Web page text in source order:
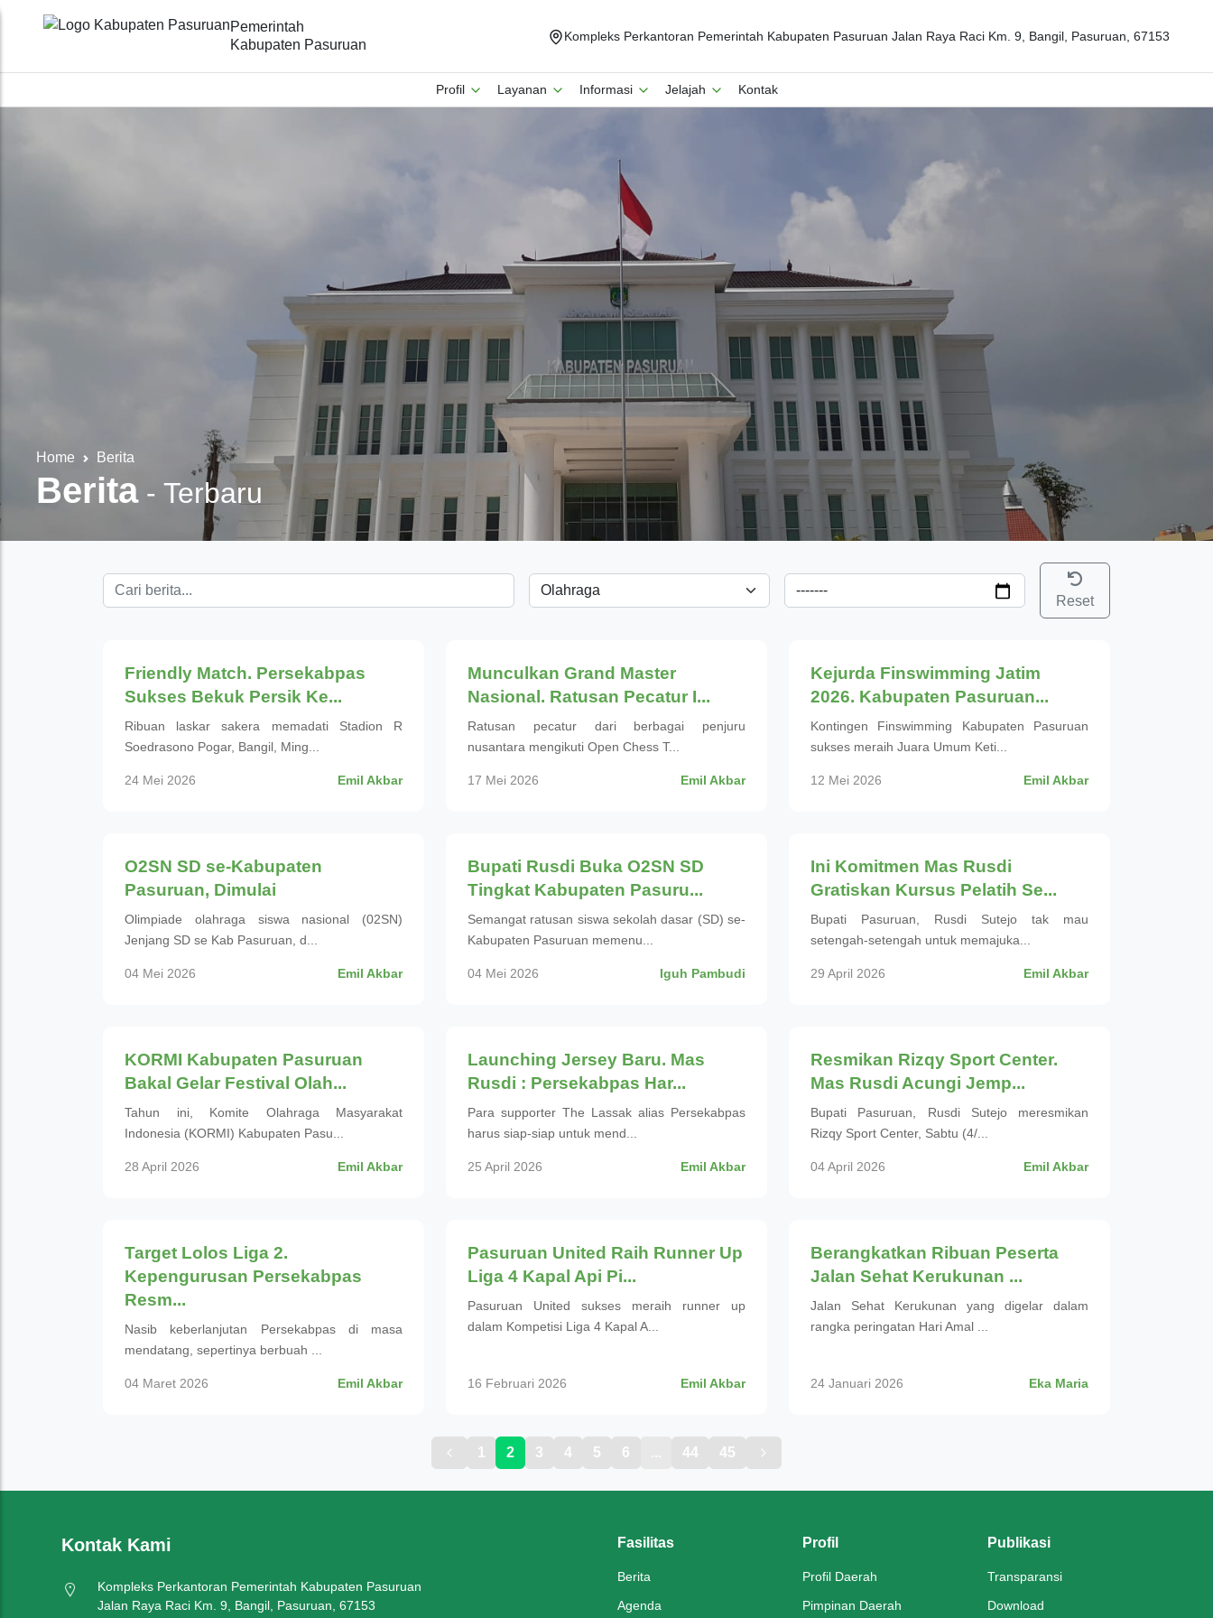
Pemerintah
Kabupaten Pasuruan
Kompleks Perkantoran Pemerintah Kabupaten Pasuruan Jalan Raya Raci Km. 9, Bangil, Pasuruan, 67153
Profil Layanan Informasi Jelajah Kontak
Home Berita
Berita-Terbaru
Reset
Friendly Match. Persekabpas
Sukses Bekuk Persik Ke...
Ribuan laskar sakera memadati Stadion R
Soedrasono Pogar, Bangil, Ming...
24 Mei 2026 Emil Akbar
Munculkan Grand Master
Nasional. Ratusan Pecatur I...
Ratusan pecatur dari berbagai penjuru
nusantara mengikuti Open Chess T...
17 Mei 2026 Emil Akbar
Kejurda Finswimming Jatim
2026. Kabupaten Pasuruan...
Kontingen Finswimming Kabupaten Pasuruan
sukses meraih Juara Umum Keti...
12 Mei 2026 Emil Akbar
O2SN SD se-Kabupaten
Pasuruan, Dimulai
Olimpiade olahraga siswa nasional (02SN)
Jenjang SD se Kab Pasuruan, d...
04 Mei 2026 Emil Akbar
Bupati Rusdi Buka O2SN SD
Tingkat Kabupaten Pasuru...
Semangat ratusan siswa sekolah dasar (SD) se-
Kabupaten Pasuruan memenu...
04 Mei 2026 Iguh Pambudi
Ini Komitmen Mas Rusdi
Gratiskan Kursus Pelatih Se...
Bupati Pasuruan, Rusdi Sutejo tak mau
setengah-setengah untuk memajuka...
29 April 2026 Emil Akbar
KORMI Kabupaten Pasuruan
Bakal Gelar Festival Olah...
Tahun ini, Komite Olahraga Masyarakat
Indonesia (KORMI) Kabupaten Pasu...
28 April 2026 Emil Akbar
Launching Jersey Baru. Mas
Rusdi : Persekabpas Har...
Para supporter The Lassak alias Persekabpas
harus siap-siap untuk mend...
25 April 2026 Emil Akbar
Resmikan Rizqy Sport Center.
Mas Rusdi Acungi Jemp...
Bupati Pasuruan, Rusdi Sutejo meresmikan
Rizqy Sport Center, Sabtu (4/...
04 April 2026 Emil Akbar
Target Lolos Liga 2.
Kepengurusan Persekabpas
Resm...
Nasib keberlanjutan Persekabpas di masa
mendatang, sepertinya berbuah ...
04 Maret 2026 Emil Akbar
Pasuruan United Raih Runner Up
Liga 4 Kapal Api Pi...
Pasuruan United sukses meraih runner up
dalam Kompetisi Liga 4 Kapal A...
16 Februari 2026 Emil Akbar
Berangkatkan Ribuan Peserta
Jalan Sehat Kerukunan ...
Jalan Sehat Kerukunan yang digelar dalam
rangka peringatan Hari Amal ...
24 Januari 2026 Eka Maria
1 2 3 4 5 6 44 45
Kontak Kami
Kompleks Perkantoran Pemerintah Kabupaten Pasuruan
Jalan Raya Raci Km. 9, Bangil, Pasuruan, 67153
Fasilitas
Berita
Agenda
Profil
Profil Daerah
Pimpinan Daerah
Publikasi
Transparansi
Download